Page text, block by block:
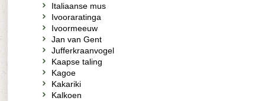
Italiaanse mus
Ivooraratinga
Ivoormeeuw
Jan van Gent
Jufferkraanvogel
Kaapse taling
Kagoe
Kakariki
Kalkoen